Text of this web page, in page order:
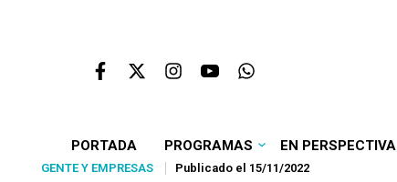
PORTADA PROGRAMAS EN PERSPECTIVA
GENTE Y EMPRESAS Publicado el 15/11/2022